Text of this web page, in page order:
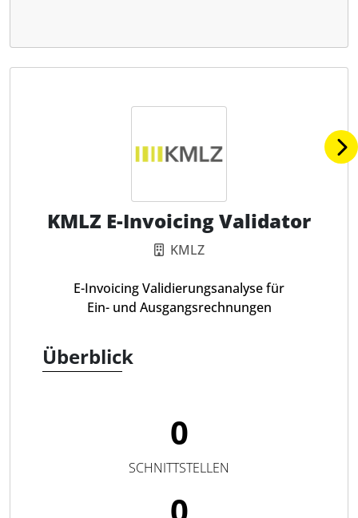
KMLZ E-Invoicing Validator
KMLZ
E-Invoicing Validierungsanalyse für
Ein- und Ausgangsrechnungen
Überblick
0
SCHNITTSTELLEN